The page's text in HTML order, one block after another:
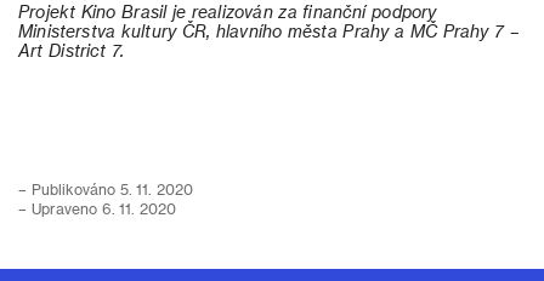
Projekt Kino Brasil je realizován za finanční podpory
Ministerstva kultury ČR, hlavního města Prahy a MČ Prahy 7 –
Art District 7.
– Publikováno 5. 11. 2020
– Upraveno 6. 11. 2020